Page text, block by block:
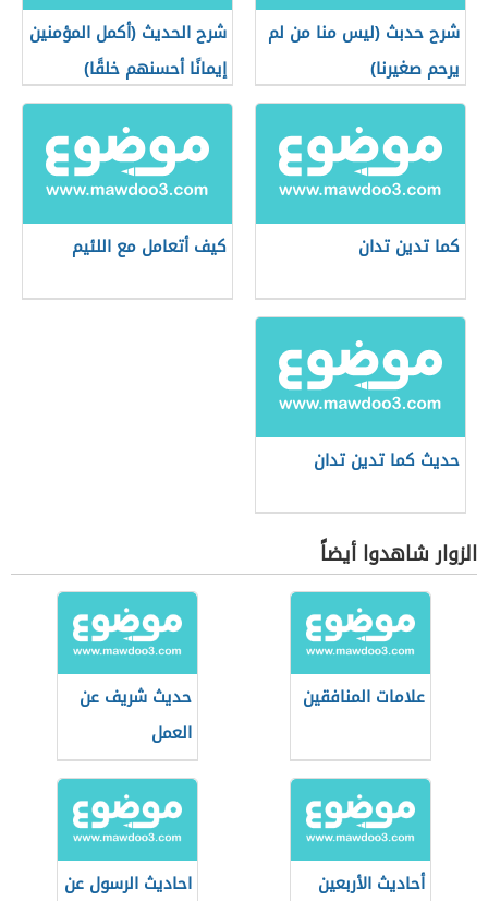
شرح حدبث (ليس منا من لم
يرحم صغيرنا)
شرح الحديث (أكمل المؤمنين
إيمانًا أحسنهم خلقًا)
كما تدين تدان كيف أتعامل مع اللئيم
حديث كما تدين تدان
الزوار شاهدوا أيضاً
علامات المنافقين
حديث شريف عن
العمل
أحاديث الأربعين
احاديث الرسول عن